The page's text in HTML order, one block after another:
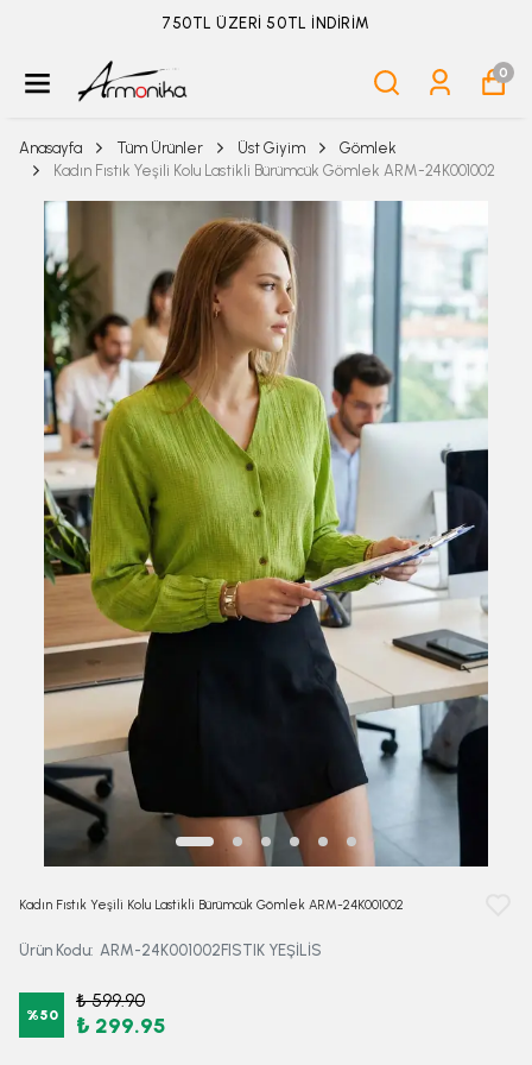
750TL ÜZERİ 50TL İNDİRİM
0
Anasayfa Tüm Ürünler Üst Giyim
Gömlek
Kadın Fıstık Yeşili Kolu Lastikli Bürümcük Gömlek ARM-24K001002
Kadın Fıstık Yeşili Kolu Lastikli Bürümcük Gömlek ARM-24K001002
Ürün Kodu: ARM-24K001002FISTIK YEŞİLİS
%50
₺ 599.90
₺ 299.95